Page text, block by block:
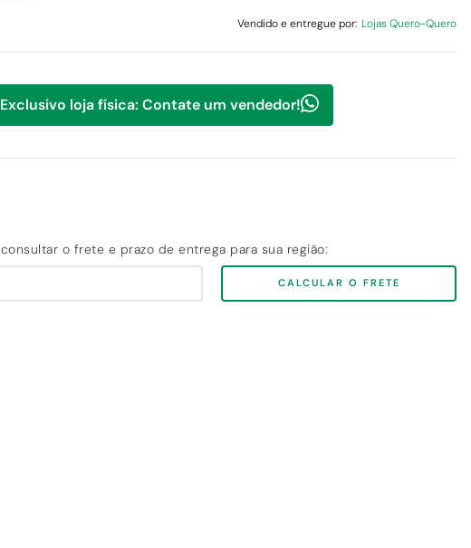
Vendido e entregue por: Lojas Quero-Quero
Exclusivo loja física: Contate um vendedor!
CALCULAR O FRETE